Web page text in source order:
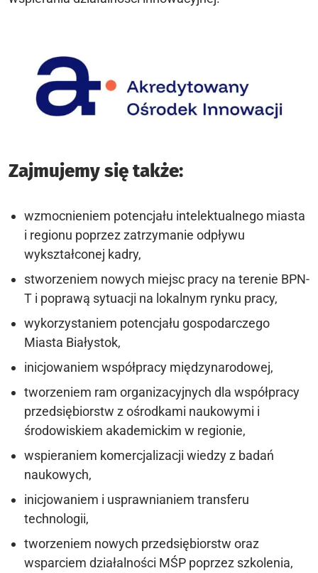
Zajmujemy się także:
wzmocnieniem potencjału intelektualnego miasta
i regionu poprzez zatrzymanie odpływu
wykształconej kadry,
stworzeniem nowych miejsc pracy na terenie BPN-
T i poprawą sytuacji na lokalnym rynku pracy,
wykorzystaniem potencjału gospodarczego
Miasta Białystok,
inicjowaniem współpracy międzynarodowej,
tworzeniem ram organizacyjnych dla współpracy
przedsiębiorstw z ośrodkami naukowymi i
środowiskiem akademickim w regionie,
wspieraniem komercjalizacji wiedzy z badań
naukowych,
inicjowaniem i usprawnianiem transferu
technologii,
tworzeniem nowych przedsiębiorstw oraz
wsparciem działalności MŚP poprzez szkolenia,